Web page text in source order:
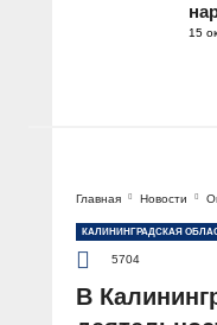
15
Главная Новости
КАЛИНИНГРАДСКАЯ
5704
В